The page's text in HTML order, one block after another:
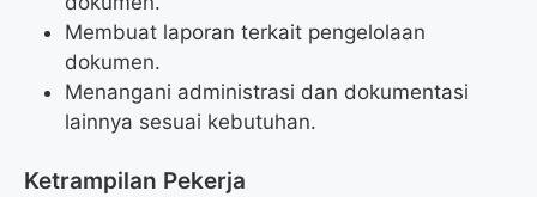
Membuat laporan terkait pengelolaan
dokumen.
Menangani administrasi dan dokumentasi
lainnya sesuai kebutuhan.
Ketrampilan Pekerja